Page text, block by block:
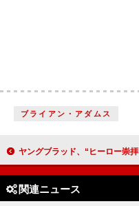
ブライアン・アダムス
ヤングブラッド、“ヒーロー崇拝”をテーマにしたニューAL『アイドルズ』完成
関連ニュース